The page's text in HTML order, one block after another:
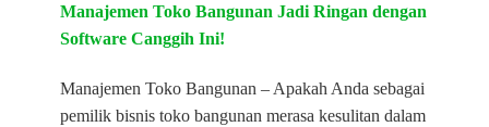
Manajemen Toko Bangunan Jadi Ringan dengan
Software Canggih Ini!
Manajemen Toko Bangunan – Apakah Anda sebagai
pemilik bisnis toko bangunan merasa kesulitan dalam